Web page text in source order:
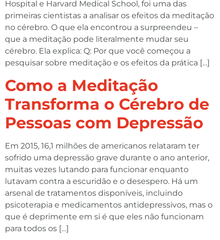
Hospital e Harvard Medical School, foi uma das
primeiras cientistas a analisar os efeitos da meditação
no cérebro. O que ela encontrou a surpreendeu –
que a meditação pode literalmente mudar seu
cérebro. Ela explica: Q: Por que você começou a
pesquisar sobre meditação e os efeitos da prática […]
Como a Meditação
Transforma o Cérebro de
Pessoas com Depressão
Em 2015, 16,1 milhões de americanos relataram ter
sofrido uma depressão grave durante o ano anterior,
muitas vezes lutando para funcionar enquanto
lutavam contra a escuridão e o desespero. Há um
arsenal de tratamentos disponíveis, incluindo
psicoterapia e medicamentos antidepressivos, mas o
que é deprimente em si é que eles não funcionam
para todos os […]